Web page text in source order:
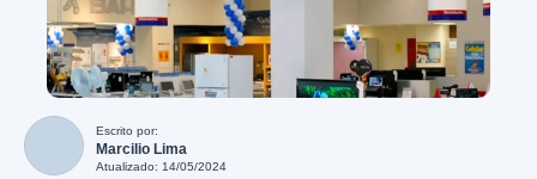
Escrito por:
Marcilio Lima
Atualizado: 14/05/2024